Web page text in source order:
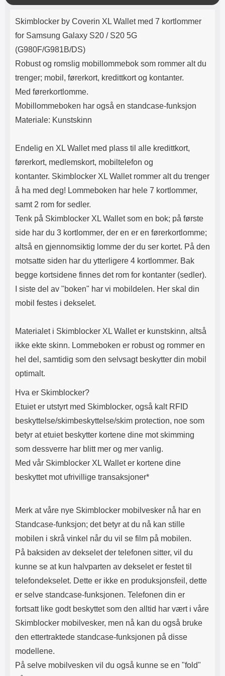
Lyttetid: ca 4 timer
luksuriøst å holde i. Pene linjer
utsiden av lommeboken.
Innsiden av etuiet er ensfarget.
utskjæring for kameraet på
slipper å ta ut mobilen når du skal
kortlommer både foran og bak
men vær oppmerksom på at dette
du putter i lommeboken, jo
tykkere blir den. Ekstrafliken har
en trykklås slik at du kan feste
fliken foran på lommeboken.
Farge på glidelås: gull
k
Produktbeskrivelse
Skimblocker by Coverin XL Wallet med 7 kortlommer
for Samsung Galaxy S20 / S20 5G
(G980F/G981B/DS)
Robust og romslig mobillommebok som rommer alt du
trenger; mobil, førerkort, kredittkort og kontanter.
Med førerkortlomme.
Mobillommeboken har også en standcase-funksjon
Materiale: Kunstskinn
Endelig en XL Wallet med plass til alle kredittkort,
førerkort, medlemskort, mobiltelefon og
kontanter. Skimblocker XL Wallet rommer alt du trenger
å ha med deg! Lommeboken har hele 7 kortlommer,
samt 2 rom for sedler.
Tenk på Skimblocker XL Wallet som en bok; på første
side har du 3 kortlommer, der en er en førerkortlomme;
altså en gjennomsiktig lomme der du ser kortet. På den
motsatte siden har du ytterligere 4 kortlommer. Bak
begge kortsidene finnes det rom for kontanter (sedler).
I siste del av "boken" har vi mobildelen. Her skal din
mobil festes i dekselet.
Materialet i Skimblocker XL Wallet er kunstskinn, altså
ikke ekte skinn. Lommeboken er robust og rommer en
hel del, samtidig som den selvsagt beskytter din mobil
optimalt.
Hva er Skimblocker?
Etuiet er utstyrt med Skimblocker, også kalt RFID
beskyttelse/skimbeskyttelse/skim protection, noe som
betyr at etuiet beskytter kortene dine mot skimming
som dessverre har blitt mer og mer vanlig.
Med vår Skimblocker XL Wallet er kortene dine
beskyttet mot ufrivillige transaksjoner*
Merk at våre nye Skimblocker mobilvesker nå har en
Standcase-funksjon; det betyr at du nå kan stille
mobilen i skrå vinkel når du vil se film på mobilen.
På baksiden av dekselet der telefonen sitter, vil du
kunne se at kun halvparten av dekselet er festet til
telefondekselet. Dette er ikke en produksjonsfeil, dette
er selve standcase-funksjonen. Telefonen din er
fortsatt like godt beskyttet som den alltid har vært i våre
Skimblocker mobilvesker, men nå kan du også bruke
den ettertraktede standcase-funksjonen på disse
modellene.
På selve mobilvesken vil du også kunne se en "fold"